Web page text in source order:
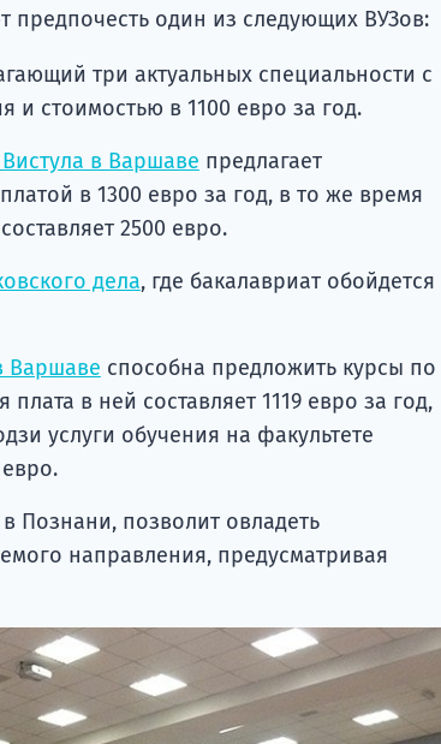
предпочесть один из следующих ВУЗов:
три актуальных специальности с
и стоимостью в 1100 евро за год.
в Варшаве предлагает
в 1300 евро за год, в то же время
2500 евро.
дела, где бакалавриат обойдется
Варшаве способна предложить курсы по
в ней составляет 1119 евро за год,
услуги обучения на факультете
Познани, позволит овладеть
направления, предусматривая